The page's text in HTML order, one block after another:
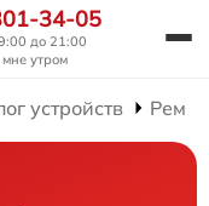
34-05
до 21:00
мне утром
устройств